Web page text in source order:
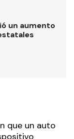
un aumento
que un auto